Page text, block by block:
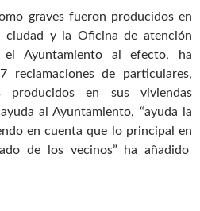
graves fueron producidos en
ciudad y la Oficina de atención
el Ayuntamiento al efecto, ha
de particulares,
producidos en sus viviendas
al Ayuntamiento, “ayuda la
en cuenta que lo principal en
de los vecinos” ha añadido